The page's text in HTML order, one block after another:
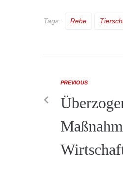
Tags: Rehe
PREVIOUS